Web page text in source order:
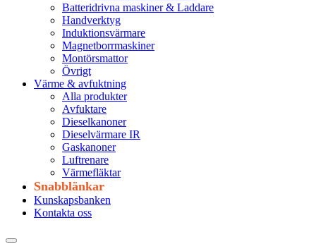
Batteridrivna maskiner & Laddare
Handverktyg
Induktionsvärmare
Magnetborrmaskiner
Montörsmattor
Övrigt
Värme & avfuktning
Alla produkter
Avfuktare
Dieselkanoner
Dieselvärmare IR
Gaskanoner
Luftrenare
Värmefläktar
Snabblänkar
Kunskapsbanken
Kontakta oss